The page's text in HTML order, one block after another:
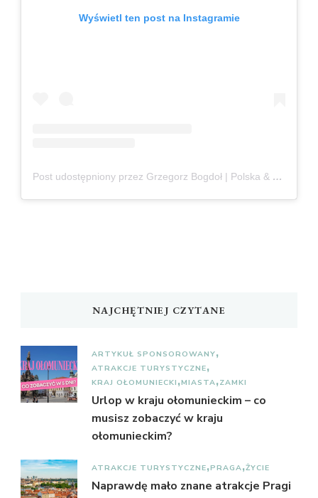
Wyświetl ten post na Instagramie
Post udostępniony przez Grzegorz Bogdoł | Polska & Czechy
NAJCHĘTNIEJ CZYTANE
ARTYKUŁ SPONSOROWANY
ATRAKCJE TURYSTYCZNE
KRAJ OŁOMUNIECKI MIASTA ZAMKI
Urlop w kraju ołomunieckim – co
musisz zobaczyć w kraju
ołomunieckim?
ATRAKCJE TURYSTYCZNE PRAGA ŻYCIE
Naprawdę mało znane atrakcje Pragi